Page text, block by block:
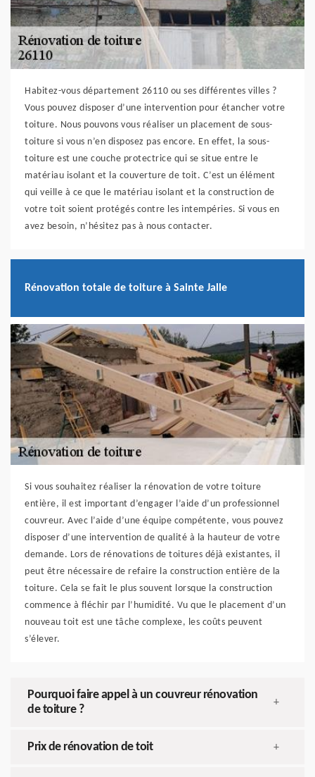
Habitez-vous département 26110 ou ses différentes villes ?
Vous pouvez disposer d’une intervention pour étancher votre
toiture. Nous pouvons vous réaliser un placement de sous-
toiture si vous n’en disposez pas encore. En effet, la sous-
toiture est une couche protectrice qui se situe entre le
matériau isolant et la couverture de toit. C’est un élément
qui veille à ce que le matériau isolant et la construction de
votre toit soient protégés contre les intempéries. Si vous en
avez besoin, n’hésitez pas à nous contacter.
Rénovation totale de toiture à Sainte Jalle
Si vous souhaitez réaliser la rénovation de votre toiture
entière, il est important d’engager l’aide d’un professionnel
couvreur. Avec l’aide d’une équipe compétente, vous pouvez
disposer d’une intervention de qualité à la hauteur de votre
demande. Lors de rénovations de toitures déjà existantes, il
peut être nécessaire de refaire la construction entière de la
toiture. Cela se fait le plus souvent lorsque la construction
commence à fléchir par l’humidité. Vu que le placement d’un
nouveau toit est une tâche complexe, les coûts peuvent
s’élever.
Pourquoi faire appel à un couvreur rénovation
de toiture ?
+
Prix de rénovation de toit +